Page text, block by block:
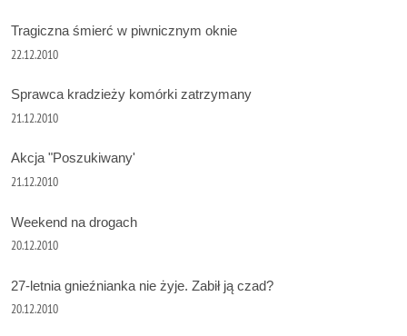
Tragiczna śmierć w piwnicznym oknie
22.12.2010
Sprawca kradzieży komórki zatrzymany
21.12.2010
Akcja "Poszukiwany'
21.12.2010
Weekend na drogach
20.12.2010
27-letnia gnieźnianka nie żyje. Zabił ją czad?
20.12.2010